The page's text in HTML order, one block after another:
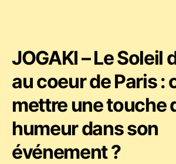
JOGAKI – Le Soleil
au coeur de Paris :
mettre une touche
humeur dans son
événement ?